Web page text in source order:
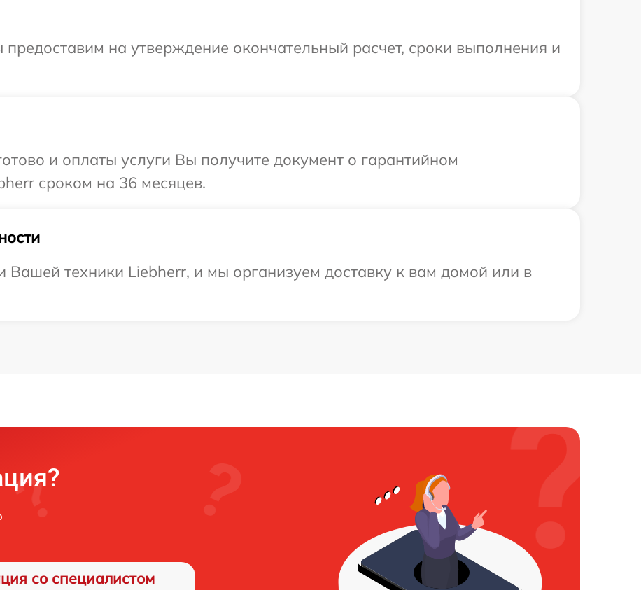
на утверждение окончательный расчет, сроки выполнения и
и оплаты услуги Вы получите документ о гарантийном
сроком на 36 месяцев.
техники Liebherr, и мы организуем доставку к вам домой или в
со специалистом